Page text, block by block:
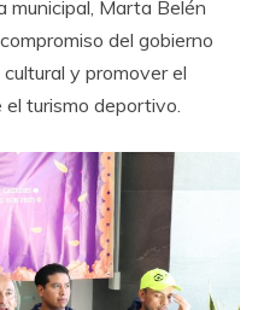
municipal, Marta Belén
del gobierno
y promover el
turismo deportivo.